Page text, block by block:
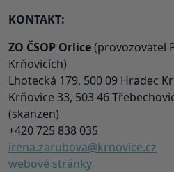
KONTAKT:
ZO ČSOP Orlice(provozovatel
Krňovicích)
Lhotecká 179, 500 09 Hradec
Krňovice 33, 503 46
(skanzen)
+420 725 838 035
irena.zarubova@krnovice.cz
webové stránky